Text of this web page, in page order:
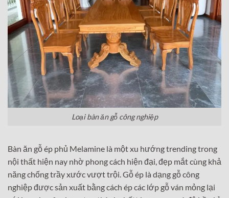
Loại bàn ăn gỗ công nghiệp
Bàn ăn gỗ ép phủ Melamine là một xu hướng trending trong
nội thất hiện nay nhờ phong cách hiện đại, đẹp mắt cùng khả
năng chống trầy xước vượt trội. Gỗ ép là dạng gỗ công
nghiệp được sản xuất bằng cách ép các lớp gỗ ván mỏng lại